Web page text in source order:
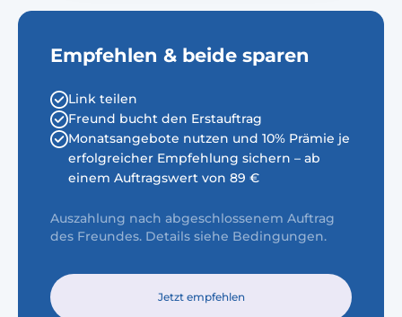
Empfehlen & beide sparen
Link teilen
Freund bucht den Erstauftrag
Monatsangebote nutzen und 10% Prämie je
erfolgreicher Empfehlung sichern – ab
einem Auftragswert von 89 €
Auszahlung nach abgeschlossenem Auftrag
des Freundes. Details siehe Bedingungen.
Jetzt empfehlen